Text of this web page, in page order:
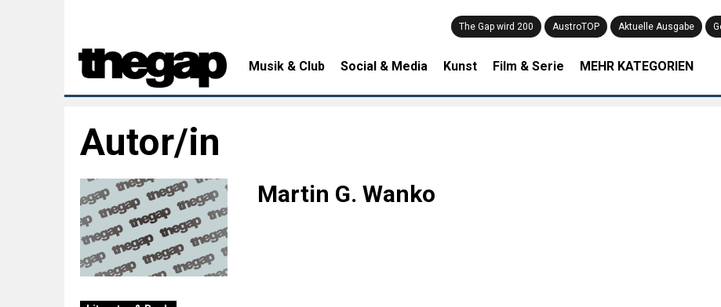
The Gap wird 200 AustroTOP Aktuelle Ausgabe
Musik & Club Social & Media Kunst Film & Serie MEHR KATEGORIEN
Autor/in
Martin G. Wanko